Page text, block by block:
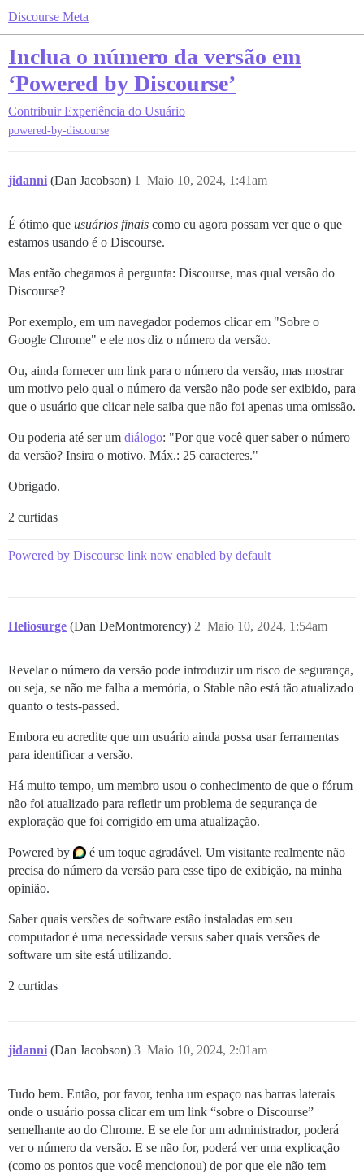
Discourse Meta
Inclua o número da versão em
‘Powered by Discourse’
Contribuir Experiência do Usuário
powered-by-discourse
jidanni (Dan Jacobson) Maio 10, 2024, 1:41am
1
É ótimo que usuários finais como eu agora possam ver que o que
estamos usando é o Discourse.
Mas então chegamos à pergunta: Discourse, mas qual versão do
Discourse?
Por exemplo, em um navegador podemos clicar em "Sobre o
Google Chrome" e ele nos diz o número da versão.
Ou, ainda fornecer um link para o número da versão, mas mostrar
um motivo pelo qual o número da versão não pode ser exibido, para
que o usuário que clicar nele saiba que não foi apenas uma omissão.
Ou poderia até ser um diálogo: "Por que você quer saber o número
da versão? Insira o motivo. Máx.: 25 caracteres."
Obrigado.
2 curtidas
Powered by Discourse link now enabled by default
Heliosurge (Dan DeMontmorency) Maio 10, 2024, 1:54am
2
Revelar o número da versão pode introduzir um risco de segurança,
ou seja, se não me falha a memória, o Stable não está tão atualizado
quanto o tests-passed.
Embora eu acredite que um usuário ainda possa usar ferramentas
para identificar a versão.
Há muito tempo, um membro usou o conhecimento de que o fórum
não foi atualizado para refletir um problema de segurança de
exploração que foi corrigido em uma atualização.
Powered by
é um toque agradável. Um visitante realmente não
precisa do número da versão para esse tipo de exibição, na minha
opinião.
Saber quais versões de software estão instaladas em seu
computador é uma necessidade versus saber quais versões de
software um site está utilizando.
2 curtidas
jidanni (Dan Jacobson) Maio 10, 2024, 2:01am
3
Tudo bem. Então, por favor, tenha um espaço nas barras laterais
onde o usuário possa clicar em um link “sobre o Discourse”
semelhante ao do Chrome. E se ele for um administrador, poderá
ver o número da versão. E se não for, poderá ver uma explicação
(como os pontos que você mencionou) de por que ele não tem